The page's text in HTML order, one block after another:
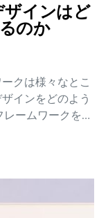
ザインはど
のか
クは様々なとこ
インをどのよう
ームワークを活